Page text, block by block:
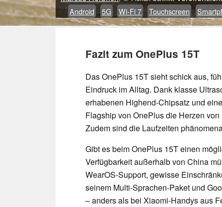
Android 5G Wi-Fi 7 Touchscreen
Fazit zum OnePlus 15T
Das OnePlus 15T sieht schick aus,
Eindruck im Alltag. Dank klasse
erhabenen Highend-Chipsatz und
Flagship von OnePlus die Herzen
Zudem sind die Laufzeiten
Gibt es beim OnePlus 15T einen
Verfügbarkeit außerhalb von China
WearOS-Support, gewisse
seinem Multi-Sprachen-Paket und
– anders als bei Xiaomi-Handys aus